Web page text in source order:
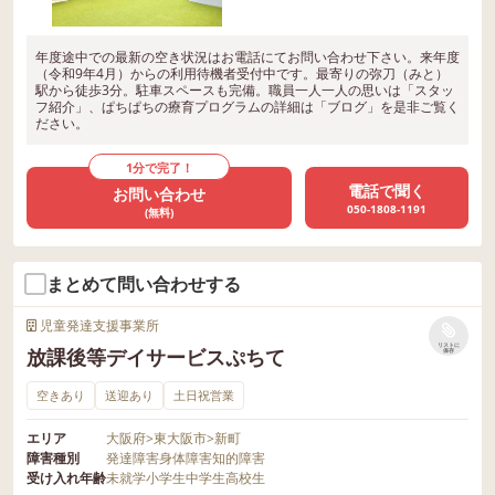
年度途中での最新の空き状況はお電話にてお問い合わせ下さい。来年度
（令和9年4月）からの利用待機者受付中です。最寄りの弥刀（みと）
駅から徒歩3分。駐車スペースも完備。職員一人一人の思いは「スタッ
フ紹介」、ぱちぱちの療育プログラムの詳細は「ブログ」を是非ご覧く
ださい。
1分で完了！
お問い合わせ
(無料)
電話で聞く
050-1808-1191
まとめて問い合わせする
児童発達支援事業所
放課後等デイサービスぷちて
リストに
保存
空きあり 送迎あり 土日祝営業
エリア 大阪府>東大阪市>新町
障害種別
発達障害身体障害知的障害
受け入れ年齢未就学小学生中学生高校生